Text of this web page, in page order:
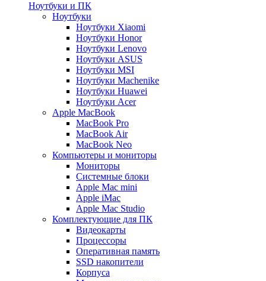
Ноутбуки и ПК
Ноутбуки
Ноутбуки Xiaomi
Ноутбуки Honor
Ноутбуки Lenovo
Ноутбуки ASUS
Ноутбуки MSI
Ноутбуки Machenike
Ноутбуки Huawei
Ноутбуки Acer
Apple MacBook
MacBook Pro
MacBook Air
MacBook Neo
Компьютеры и мониторы
Мониторы
Системные блоки
Apple Mac mini
Apple iMac
Apple Mac Studio
Комплектующие для ПК
Видеокарты
Процессоры
Оперативная память
SSD накопители
Корпуса